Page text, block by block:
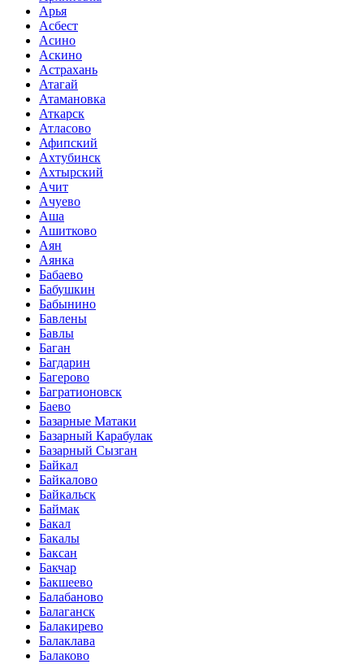
Арья
Асбест
Асино
Аскино
Астрахань
Атагай
Атамановка
Аткарск
Атласово
Афипский
Ахтубинск
Ахтырский
Ачит
Ачуево
Аша
Ашитково
Аян
Аянка
Бабаево
Бабушкин
Бабынино
Бавлены
Бавлы
Баган
Багдарин
Багерово
Багратионовск
Баево
Базарные Матаки
Базарный Карабулак
Базарный Сызган
Байкал
Байкалово
Байкальск
Баймак
Бакал
Бакалы
Баксан
Бакчар
Бакшеево
Балабаново
Балаганск
Балакирево
Балаклава
Балаково